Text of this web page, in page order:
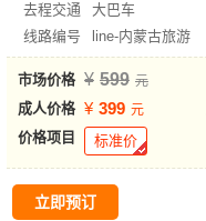
去程交通
大巴车
线路编号
line-内蒙古旅游
市场价格 599
成人价格 399
价格项目 标准价
立即预订